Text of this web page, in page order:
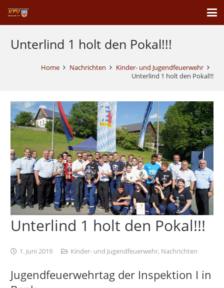
Unterlind 1 holt den Pokal!!!
Home Nachrichten
Kinder- und Jugendfeuerwehr
Unterlind 1 holt den Pokal!!!
Unterlind 1 holt den Pokal!!!
1. Juni 2019 Kinder- und Jugendfeuerwehr, Nachrichten
Jugendfeuerwehrtag der Inspektion I in